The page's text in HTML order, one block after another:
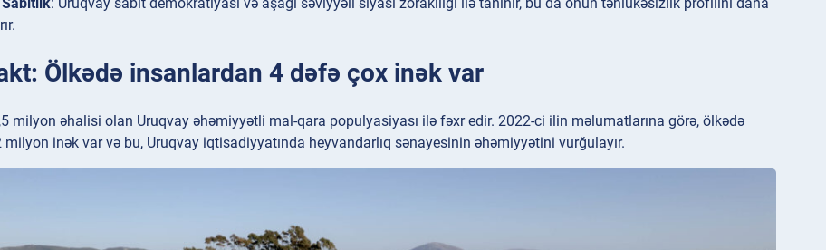
Ölkədə insanlardan 4 dəfə çox inək var
milyon əhalisi olan Uruqvay əhəmiyyətli mal-qara populyasiyası ilə fəxr edir. 2022-ci ilin məlumatlarına görə, ölkədə
inək var və bu, Uruqvay iqtisadiyyatında heyvandarlıq sənayesinin əhəmiyyətini vurğulayır.